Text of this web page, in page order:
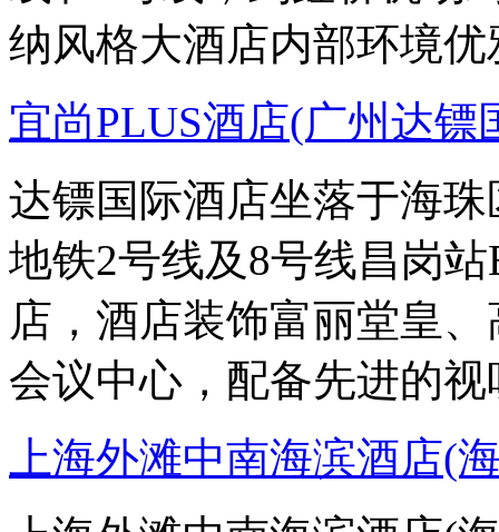
纳风格大酒店内部环境
宜尚PLUS酒店(广州达
达镖国际酒店坐落于海
地铁2号线及8号线昌岗
店，酒店装饰富丽堂皇
会议中心，配备先进的
上海外滩中南海滨酒店(